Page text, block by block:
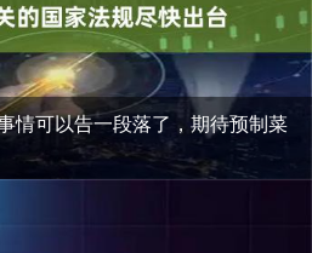
情可以告一段落了，期待预制菜